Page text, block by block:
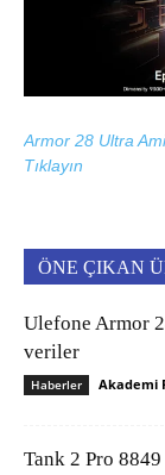
Armor 28 Ultra
Tıklayın
ÖNE ÇIKAN
Ulefone Armor
veriler
Haberler Akademi
Tank 2 Pro